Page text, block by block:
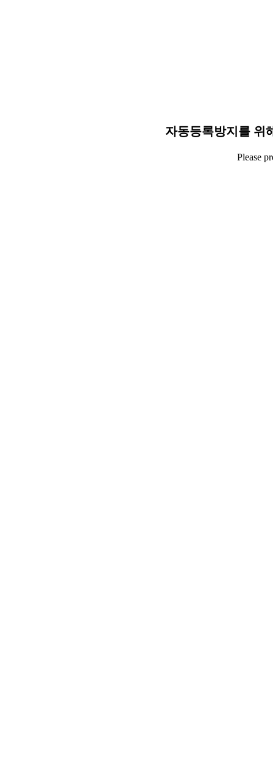
자동등록방지를 위
Please